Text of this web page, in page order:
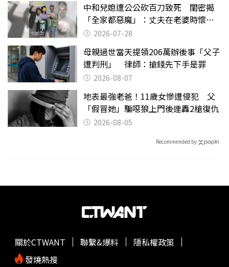
中和兒媳遭公公砍百刀致死 閨密揭
「全家都惡魔」：丈夫在老婆時懷孕
摔東西
2026-07-28
母親過世當天提領206萬辦後事「父子
遭判刑」 律師：搶錢先下手是罪
2026-08-07
地表最強老爸！11歲女慘遭侵犯 父
「假冒她」騙噁狼上門後連轟2槍復仇
2026-08-05
Recommended by
關於CTWANT 聯繫&爆料
隱私權政策
發燒熱搜